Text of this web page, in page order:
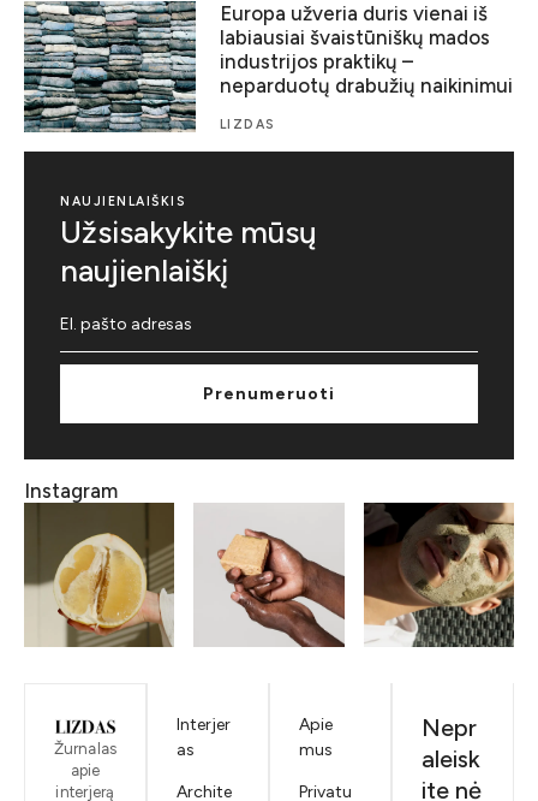
Europa užveria duris vienai iš
labiausiai švaistūniškų mados
industrijos praktikų –
neparduotų drabužių naikinimui
LIZDAS
NAUJIENLAIŠKIS
Užsisakykite mūsų
naujienlaiškį
Prenumeruoti
Instagram
Žurnalas
apie
interjerą
Interjer
as
Archite
Apie
mus
Privatu
Nepr
aleisk
ite nė